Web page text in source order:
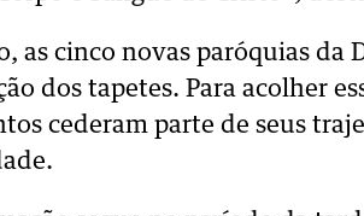
as cinco novas paróquias da
dos tapetes. Para acolher
cederam parte de seus